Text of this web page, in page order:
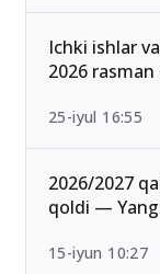
Ichki ishlar
2026 rasman
25-iyul 16:55
2026/2027
qoldi —
15-iyun 10:27